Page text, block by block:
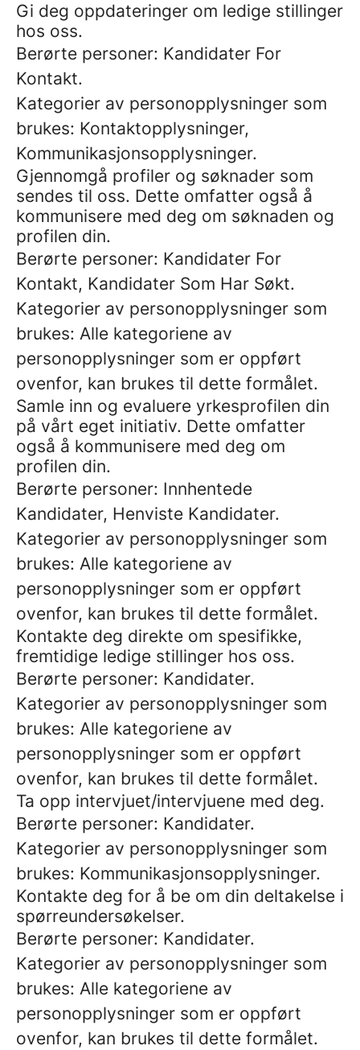
Gi deg oppdateringer om ledige stillinger
hos oss.
Berørte personer: Kandidater For
Kontakt.
Kategorier av personopplysninger som
brukes: Kontaktopplysninger,
Kommunikasjonsopplysninger.
Gjennomgå profiler og søknader som
sendes til oss. Dette omfatter også å
kommunisere med deg om søknaden og
profilen din.
Berørte personer: Kandidater For
Kontakt, Kandidater Som Har Søkt.
Kategorier av personopplysninger som
brukes: Alle kategoriene av
personopplysninger som er oppført
ovenfor, kan brukes til dette formålet.
Samle inn og evaluere yrkesprofilen din
på vårt eget initiativ. Dette omfatter
også å kommunisere med deg om
profilen din.
Berørte personer: Innhentede
Kandidater, Henviste Kandidater.
Kategorier av personopplysninger som
brukes: Alle kategoriene av
personopplysninger som er oppført
ovenfor, kan brukes til dette formålet.
Kontakte deg direkte om spesifikke,
fremtidige ledige stillinger hos oss.
Berørte personer: Kandidater.
Kategorier av personopplysninger som
brukes: Alle kategoriene av
personopplysninger som er oppført
ovenfor, kan brukes til dette formålet.
Ta opp intervjuet/intervjuene med deg.
Berørte personer: Kandidater.
Kategorier av personopplysninger som
brukes: Kommunikasjonsopplysninger.
Kontakte deg for å be om din deltakelse i
spørreundersøkelser.
Berørte personer: Kandidater.
Kategorier av personopplysninger som
brukes: Alle kategoriene av
personopplysninger som er oppført
ovenfor, kan brukes til dette formålet.